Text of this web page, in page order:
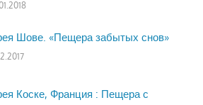
Шове. «Пещера забытых снов»
Коске, Франция : Пещера с